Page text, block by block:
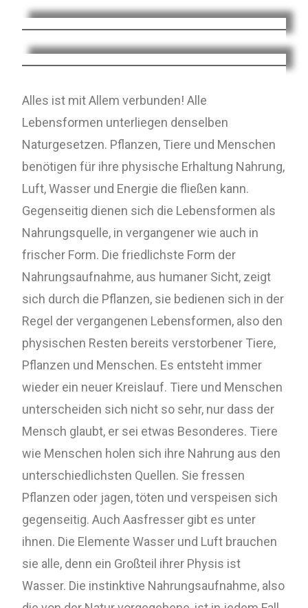
Alles ist mit Allem verbunden! Alle
Lebensformen unterliegen denselben
Naturgesetzen. Pflanzen, Tiere und Menschen
benötigen für ihre physische Erhaltung Nahrung,
Luft, Wasser und Energie die fließen kann.
Gegenseitig dienen sich die Lebensformen als
Nahrungsquelle, in vergangener wie auch in
frischer Form. Die friedlichste Form der
Nahrungsaufnahme, aus humaner Sicht, zeigt
sich durch die Pflanzen, sie bedienen sich in der
Regel der vergangenen Lebensformen, also den
physischen Resten bereits verstorbener Tiere,
Pflanzen und Menschen. Es entsteht immer
wieder ein neuer Kreislauf. Tiere und Menschen
unterscheiden sich nicht so sehr, nur dass der
Mensch glaubt, er sei etwas Besonderes. Tiere
wie Menschen holen sich ihre Nahrung aus den
unterschiedlichsten Quellen. Sie fressen
Pflanzen oder jagen, töten und verspeisen sich
gegenseitig. Auch Aasfresser gibt es unter
ihnen. Die Elemente Wasser und Luft brauchen
sie alle, denn ein Großteil ihrer Physis ist
Wasser. Die instinktive Nahrungsaufnahme, also